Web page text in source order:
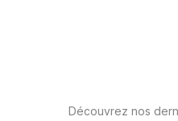
Découvrez nos